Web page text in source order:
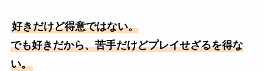
好きだけど得意ではない。
でも好きだから、苦手だけどプレイせざるを得な
い。